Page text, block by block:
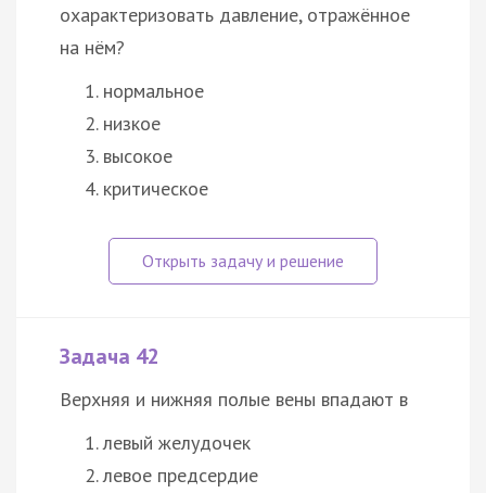
охарактеризовать давление, отражённое
на нём?
нормальное
низкое
высокое
критическое
Задача 42
Верхняя и нижняя полые вены впадают в
левый желудочек
левое предсердие